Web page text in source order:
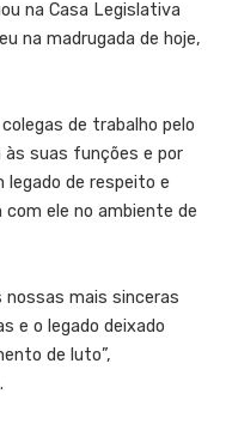
na Casa Legislativa
na madrugada de hoje,
de trabalho pelo
suas funções e por
legado de respeito e
ele no ambiente de
mais sinceras
e o legado deixado
de luto”,